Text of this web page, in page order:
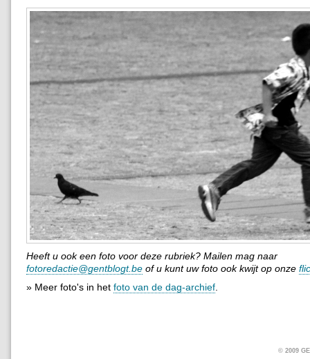
Heeft u ook een foto voor deze rubriek? Mailen mag naar
fotoredactie@gentblogt.be of u kunt uw foto ook kwijt op onze
» Meer foto's in het foto van de dag-archief
© 2009